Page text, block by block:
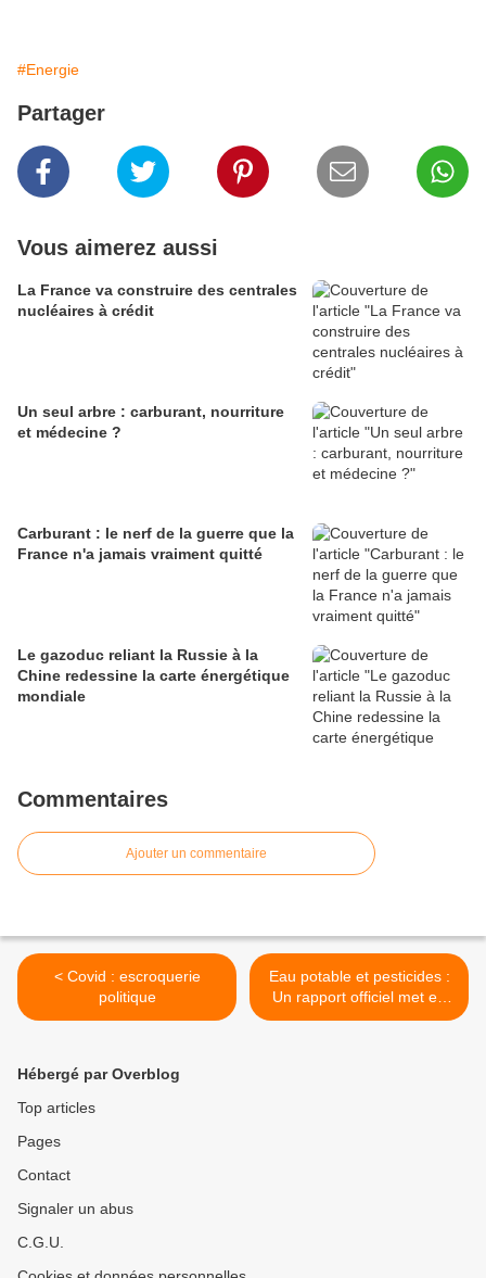
#Energie
Partager
Vous aimerez aussi
La France va construire des centrales
nucléaires à crédit
Un seul arbre : carburant, nourriture
et médecine ?
Carburant : le nerf de la guerre que la
France n'a jamais vraiment quitté
Le gazoduc reliant la Russie à la
Chine redessine la carte énergétique
mondiale
Commentaires
Ajouter un commentaire
< Covid : escroquerie
politique
Eau potable et pesticides :
Un rapport officiel met en
cause le gouvernement >
Hébergé par Overblog
Top articles
Pages
Contact
Signaler un abus
C.G.U.